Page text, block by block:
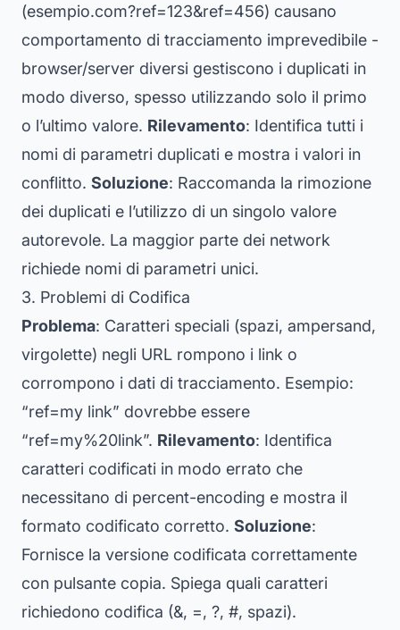
(esempio.com?ref=123&ref=456) causano
comportamento di tracciamento imprevedibile -
browser/server diversi gestiscono i duplicati in
modo diverso, spesso utilizzando solo il primo
o l’ultimo valore. Rilevamento: Identifica tutti i
nomi di parametri duplicati e mostra i valori in
conflitto. Soluzione: Raccomanda la rimozione
dei duplicati e l’utilizzo di un singolo valore
autorevole. La maggior parte dei network
richiede nomi di parametri unici.
3. Problemi di Codifica
Problema: Caratteri speciali (spazi, ampersand,
virgolette) negli URL rompono i link o
corrompono i dati di tracciamento. Esempio:
“ref=my link” dovrebbe essere
“ref=my%20link”. Rilevamento: Identifica
caratteri codificati in modo errato che
necessitano di percent-encoding e mostra il
formato codificato corretto. Soluzione:
Fornisce la versione codificata correttamente
con pulsante copia. Spiega quali caratteri
richiedono codifica (&, =, ?, #, spazi).